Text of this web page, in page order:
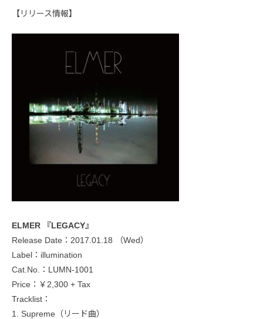
【リリース情報】
ELMER 『LEGACY』
Release Date：2017.01.18 （Wed）
Label：illumination
Cat.No.：LUMN-1001
Price：￥2,300 + Tax
Tracklist：
1. Supreme（リード曲）